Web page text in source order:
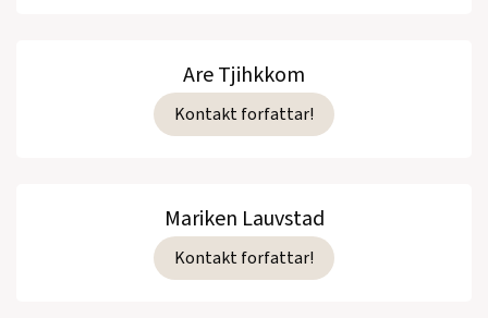
Are Tjihkkom
Kontakt forfattar!
Mariken Lauvstad
Kontakt forfattar!